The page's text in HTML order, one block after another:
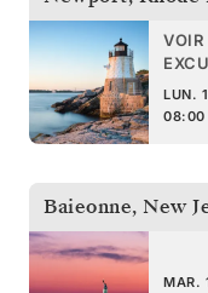
VOIR
LUN.
08:00
Baieonne, New
MAR.